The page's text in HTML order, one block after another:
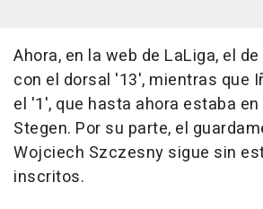
Ahora, en la web de LaLiga, el
con el dorsal '13', mientras que
el '1', que hasta ahora estaba
Stegen. Por su parte, el
Wojciech Szczesny sigue sin
inscritos.